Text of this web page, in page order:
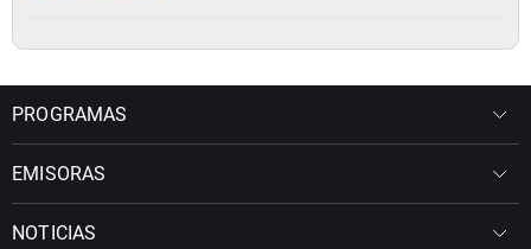
PROGRAMAS
EMISORAS
NOTICIAS